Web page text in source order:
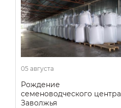
05 августа
Рождение
семеноводческого центра
Заволжья